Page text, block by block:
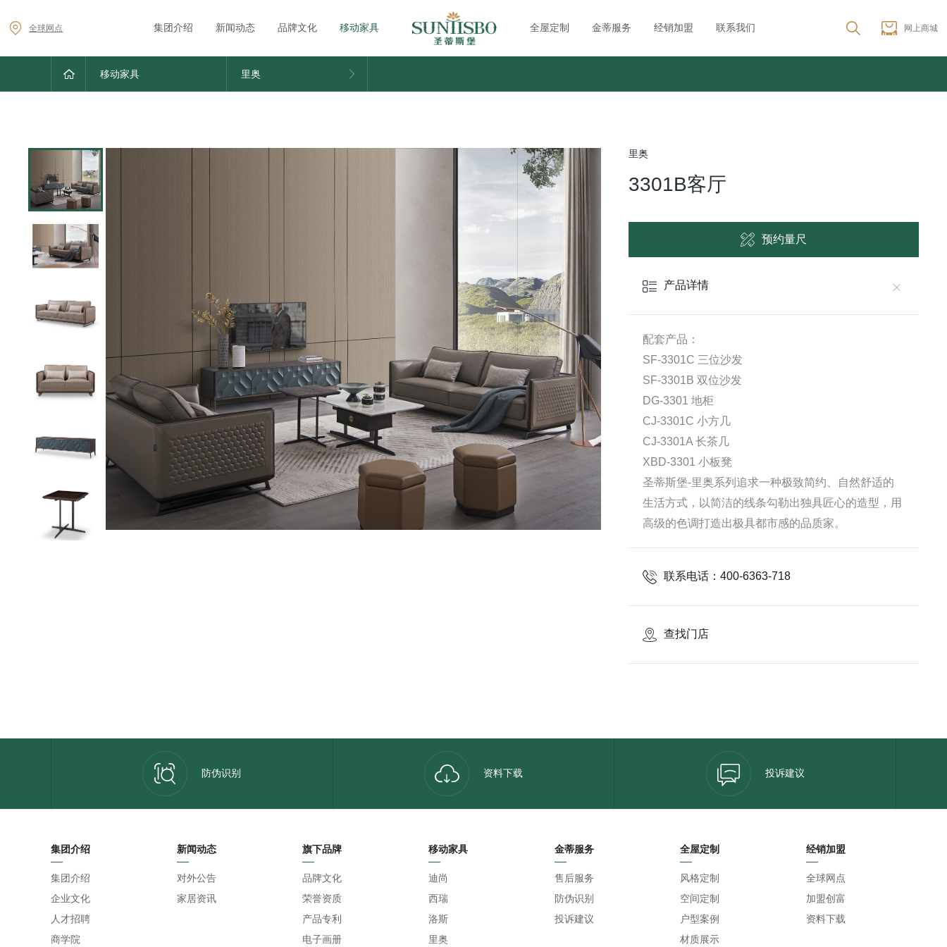
全球网点 集团介绍 新闻动态 品牌文化 移动家具 全屋定制 金蒂服务 经销加盟 联系我们 网上商城
移动家具 里奥
里奥
3301B客厅
预约量尺
产品详情
配套产品：
SF-3301C 三位沙发
SF-3301B 双位沙发
DG-3301 地柜
CJ-3301C 小方几
CJ-3301A 长茶几
XBD-3301 小板凳
圣蒂斯堡-里奥系列追求一种极致简约、自然舒适的
生活方式，以简洁的线条勾勒出独具匠心的造型，用
高级的色调打造出极具都市感的品质家。
联系电话：400-6363-718
查找门店
防伪识别 资料下载 投诉建议
集团介绍
集团介绍
企业文化
人才招聘
商学院
新闻动态
对外公告
家居资讯
旗下品牌
品牌文化
荣誉资质
产品专利
电子画册
移动家具
迪尚
西瑞
洛斯
里奥
金蒂服务
售后服务
防伪识别
投诉建议
全屋定制
风格定制
空间定制
户型案例
材质展示
经销加盟
全球网点
加盟创富
资料下载